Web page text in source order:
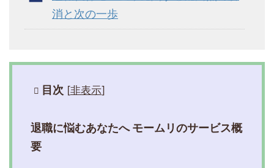
消と次の一歩
目次 [非表示]
退職に悩むあなたへ モームリのサービス概
要